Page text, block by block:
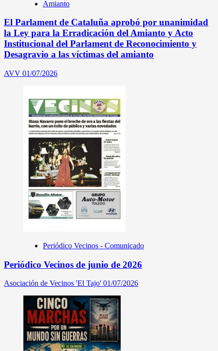
Amianto
El Parlament de Cataluña aprobó por unanimidad
la Ley para la Erradicación del Amianto y Acto
Institucional del Parlament de Reconocimiento y
Desagravio a las víctimas del amianto
AVV 01/07/2026
Periódico Vecinos - Comunicado
Periódico Vecinos de junio de 2026
Asociación de Vecinos 'El Tajo' 01/07/2026